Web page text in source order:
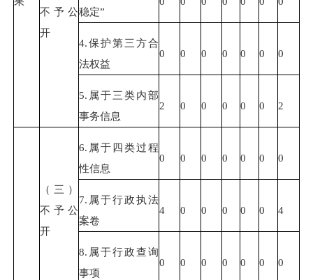
不予公
开
稳定”
4.保护第三方合
法权益
0 0 0 0 0 0 0
5.属于三类内部
事务信息
2 0 0 0 0 0 2
（三）
不予公
开
6.属于四类过程
性信息
0 0 0 0 0 0 0
7.属于行政执法
案卷
4 0 0 0 0 0 4
8.属于行政查询
事项
0 0 0 0 0 0 0